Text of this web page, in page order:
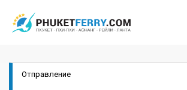
Отправление